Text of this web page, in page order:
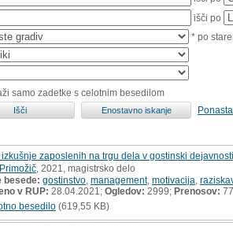
išči po
* po
samo zadetke s celotnim besedilom
izkušnje zaposlenih na trgu dela v gostinski
, 2021, magistrsko delo
besede: gostinstvo management, motivacija
v RUP: 28.04.2021; Ogledov: 2999; Prenosov: 77
besedilo (619,55 KB)